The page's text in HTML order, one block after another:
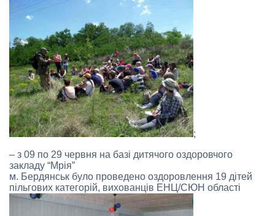
;
– з 09 по 29 червня на базі дитячого оздоровчого
закладу “Мрія”
м. Бердянськ було проведено оздоровлення 19 дітей
пільгових категорій, вихованців ЕНЦ/СЮН області